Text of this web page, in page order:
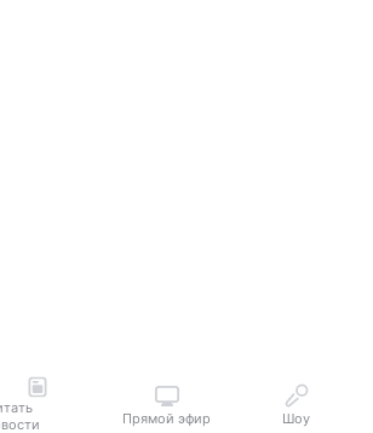
Прямой эфир Шоу